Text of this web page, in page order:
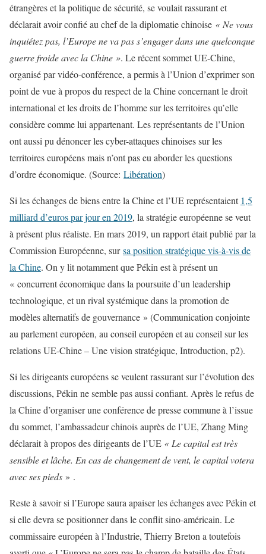
étrangères et la politique de sécurité, se voulait rassurant et
déclarait avoir confié au chef de la diplomatie chinoise « Ne vous
inquiétez pas, l’Europe ne va pas s’engager dans une quelconque
guerre froide avec la Chine ». Le récent sommet UE-Chine,
organisé par vidéo-conférence, a permis à l’Union d’exprimer son
point de vue à propos du respect de la Chine concernant le droit
international et les droits de l’homme sur les territoires qu’elle
considère comme lui appartenant. Les représentants de l’Union
ont aussi pu dénoncer les cyber-attaques chinoises sur les
territoires européens mais n’ont pas eu aborder les questions
d’ordre économique. (Source: Libération)
Si les échanges de biens entre la Chine et l’UE représentaient 1,5
milliard d’euros par jour en 2019, la stratégie européenne se veut
à présent plus réaliste. En mars 2019, un rapport était publié par la
Commission Européenne, sursa position stratégique vis-à-vis de
la Chine. On y lit notamment que Pékin est à présent un
« concurrent économique dans la poursuite d’un leadership
technologique, et un rival systémique dans la promotion de
modèles alternatifs de gouvernance » (Communication conjointe
au parlement européen, au conseil européen et au conseil sur les
relations UE-Chine – Une vision stratégique, Introduction, p2).
Si les dirigeants européens se veulent rassurant sur l’évolution des
discussions, Pékin ne semble pas aussi confiant. Après le refus de
la Chine d’organiser une conférence de presse commune à l’issue
du sommet, l’ambassadeur chinois auprès de l’UE, Zhang Ming
déclarait à propos des dirigeants de l’UE « Le capital est très
sensible et lâche. En cas de changement de vent, le capital votera
avec ses pieds » .
Reste à savoir si l’Europe saura apaiser les échanges avec Pékin et
si elle devra se positionner dans le conflit sino-américain. Le
commissaire européen à l’Industrie, Thierry Breton a toutefois